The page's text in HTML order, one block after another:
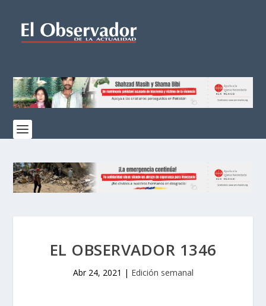
EL OBSERVADOR 1346
Abr 24, 2021 | Edición semanal